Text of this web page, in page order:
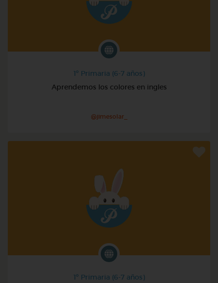
1º Primaria (6-7 años)
Aprendemos los colores en ingles
@jimesolar_
1º Primaria (6-7 años)